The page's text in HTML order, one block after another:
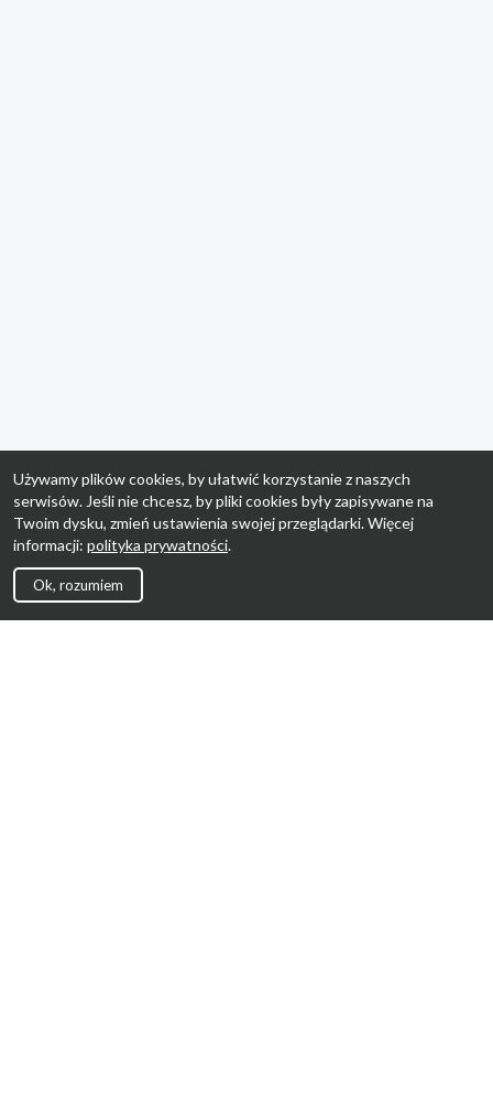
Używamy plików cookies, by ułatwić korzystanie z naszych
serwisów. Jeśli nie chcesz, by pliki cookies były zapisywane na
Twoim dysku, zmień ustawienia swojej przeglądarki. Więcej
informacji: polityka prywatności.
Ok, rozumiem